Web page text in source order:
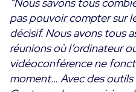
pas pouvoir compter sur
décisif. Nous avons tous
réunions où l’ordinateur
vidéoconférence ne
moment… Avec des outils